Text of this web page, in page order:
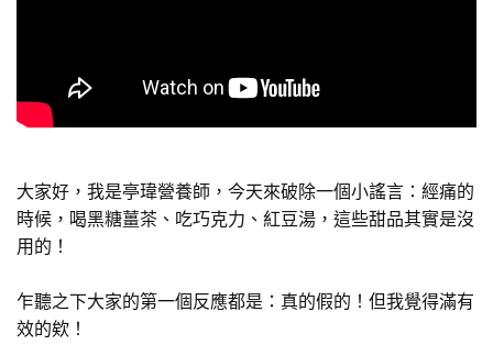
大家好，我是亭瑋營養師，今天來破除一個小謠言：經痛的
時候，喝黑糖薑茶、吃巧克力、紅豆湯，這些甜品其實是沒
用的！
乍聽之下大家的第一個反應都是：真的假的！但我覺得滿有
效的欸！